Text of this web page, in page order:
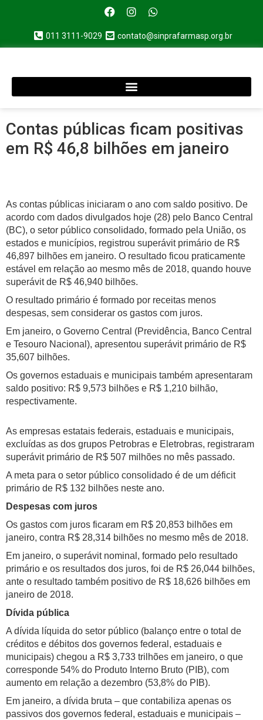
011 3111-9029 contato@sinprafarmasp.org.br
Contas públicas ficam positivas
em R$ 46,8 bilhões em janeiro
As contas públicas iniciaram o ano com saldo positivo. De
acordo com dados divulgados hoje (28) pelo Banco Central
(BC), o setor público consolidado, formado pela União, os
estados e municípios, registrou superávit primário de R$
46,897 bilhões em janeiro. O resultado ficou praticamente
estável em relação ao mesmo mês de 2018, quando houve
superávit de R$ 46,940 bilhões.
O resultado primário é formado por receitas menos
despesas, sem considerar os gastos com juros.
Em janeiro, o Governo Central (Previdência, Banco Central
e Tesouro Nacional), apresentou superávit primário de R$
35,607 bilhões.
Os governos estaduais e municipais também apresentaram
saldo positivo: R$ 9,573 bilhões e R$ 1,210 bilhão,
respectivamente.
As empresas estatais federais, estaduais e municipais,
excluídas as dos grupos Petrobras e Eletrobras, registraram
superávit primário de R$ 507 milhões no mês passado.
A meta para o setor público consolidado é de um déficit
primário de R$ 132 bilhões neste ano.
Despesas com juros
Os gastos com juros ficaram em R$ 20,853 bilhões em
janeiro, contra R$ 28,314 bilhões no mesmo mês de 2018.
Em janeiro, o superávit nominal, formado pelo resultado
primário e os resultados dos juros, foi de R$ 26,044 bilhões,
ante o resultado também positivo de R$ 18,626 bilhões em
janeiro de 2018.
Dívida pública
A dívida líquida do setor público (balanço entre o total de
créditos e débitos dos governos federal, estaduais e
municipais) chegou a R$ 3,733 trilhões em janeiro, o que
corresponde 54% do Produto Interno Bruto (PIB), com
aumento em relação a dezembro (53,8% do PIB).
Em janeiro, a dívida bruta – que contabiliza apenas os
passivos dos governos federal, estaduais e municipais –